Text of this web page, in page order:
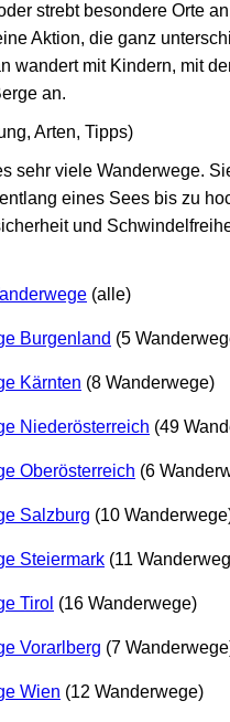
strebt besondere Orte
Aktion, die ganz
wandert mit Kindern, mit
an.
Arten, Tipps)
sehr viele Wanderwege.
eines Sees bis zu
und
(alle)
Burgenland (5
Kärnten (8 Wanderwege)
Niederösterreich (49
Oberösterreich (6
Salzburg (10
Steiermark (11
Tirol (16 Wanderwege)
Vorarlberg (7
Wien (12 Wanderwege)